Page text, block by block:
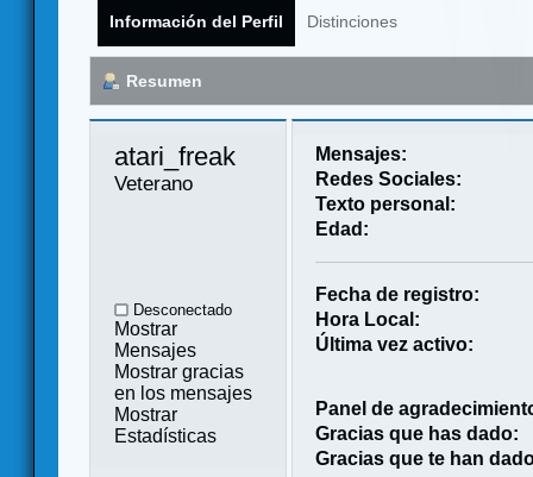
Información del Perfil Distinciones
Resumen
atari_freak
Veterano
Desconectado
Mostrar
Mensajes
Mostrar gracias
en los mensajes
Mostrar
Estadísticas
Mensajes:
Redes Sociales:
Texto personal:
Edad:
Fecha de registro:
Hora Local:
Última vez activo:
Panel de
Gracias que has dado:
Gracias que te han